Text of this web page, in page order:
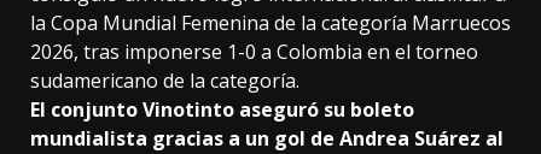
la Copa Mundial Femenina de la categoría Marruecos
2026, tras imponerse 1-0 a Colombia en el torneo
sudamericano de la categoría.
El conjunto Vinotinto aseguró su boleto
mundialista gracias a un gol de Andrea Suárez al